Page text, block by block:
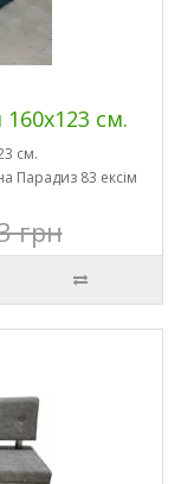
см.
см.
Парадиз 83 ексім
грн